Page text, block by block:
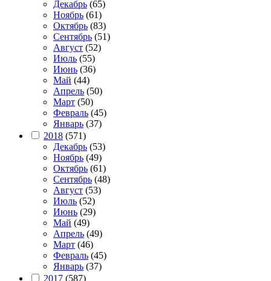
Декабрь (65)
Ноябрь (61)
Октябрь (83)
Сентябрь (51)
Август (52)
Июль (55)
Июнь (36)
Май (44)
Апрель (50)
Март (50)
Февраль (45)
Январь (37)
2018 (571)
Декабрь (53)
Ноябрь (49)
Октябрь (61)
Сентябрь (48)
Август (53)
Июль (52)
Июнь (29)
Май (49)
Апрель (49)
Март (46)
Февраль (45)
Январь (37)
2017 (587)